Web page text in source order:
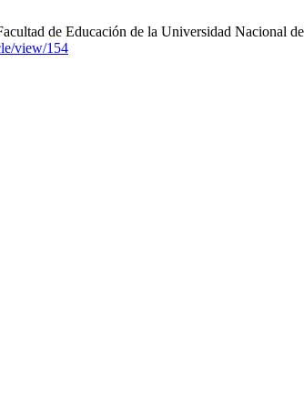
de Educación de la Universidad
view/154